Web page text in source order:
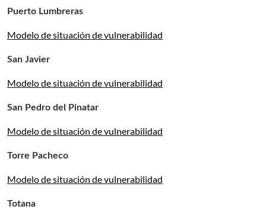
Puerto Lumbreras
Modelo de situación de vulnerabilidad
San Javier
Modelo de situación de vulnerabilidad
San Pedro del Pinatar
Modelo de situación de vulnerabilidad
Torre Pacheco
Modelo de situación de vulnerabilidad
Totana